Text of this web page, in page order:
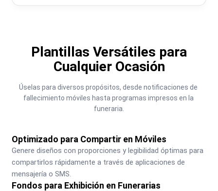
Plantillas Versátiles para
Cualquier Ocasión
Úselas para diversos propósitos, desde notificaciones de
fallecimiento móviles hasta programas impresos en la
funeraria.
Optimizado para Compartir en Móviles
Genere diseños con proporciones y legibilidad óptimas para
compartirlos rápidamente a través de aplicaciones de
mensajería o SMS.
Fondos para Exhibición en Funerarias